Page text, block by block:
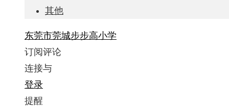
其他
东莞市莞城步步高小学
订阅评论
连接与
登录
提醒